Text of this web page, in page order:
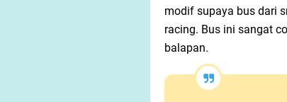
modif supaya bus dari
racing. Bus ini sangat
balapan.